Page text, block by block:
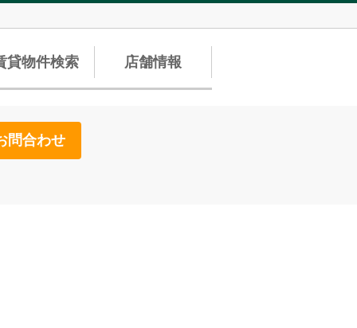
貸物件検索 店舗情報
問合わせ